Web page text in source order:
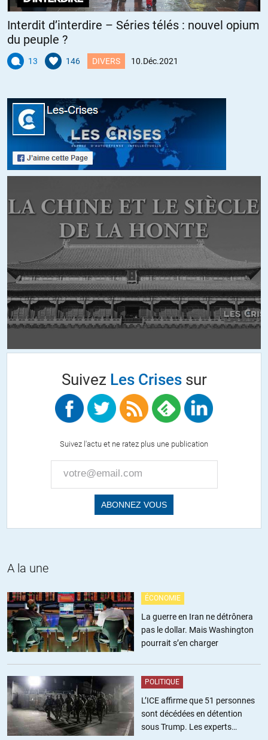
RGT //13.12.2021 à 09h34
@ Patrick :
serpillières usagées, ne retrouvent pas de boulot et se
retrouvent à Pôle Emploi en attendant d’atteindre l’âge de la
retraite (ce qui plombe AUSSI le système d’assurance
chômage) on est en droit de se poser des questions.
À moins qu’ils n’acceptent des « emplois vieux » à 50% du
septiques avec un diplôme d’ingénieur par exemple).
N’oublions jamais qu’avant la création des caisses de
retraites les parents étaient pris en charge par leurs enfants,
ce qui n’était pas fantastique surtout quand lesdits enfants
peinaient déjà a assurer leur propre subsistance.
Nous retombons allègrement dans la situation que
dénonçait déjà Plutarque il y a près de 20 siècles : Las plus
nantis usent et abusent des plus faibles jusqu’à ce qu’ils ne
soient plus capables de leur rapporter un « rendement » et
Et les ‘parasites inutiles » crèvent dans une misère
insondable pour que les esclavagistes puissent continuer à
prospérer sans contrainte.
J’ai une suggestion à vous faire : Pour rester en harmonie
jusqu’à votre mort sans demander quoi que ce soit à
quiconque pour vous aider à survivre.
+3
l’arithmétique étant ce qu’elle est ça va être compliqué,
nous tomber dessus.
En ce qui me concerne , j’ai fait valoir mes droits à la retraite
mais je continue à travailler pour faire tourner ma boite
avant de la vendre.
Et pour la suite , je cherche effectivement une idée pour avoir
une petite activité rentable en prévision de l’effondrement du
système actuel.
Interdit d’interdire – Séries télés : nouvel opium
du peuple ?
13 146 DIVERS 10.Déc.2021
Suivez Les Crisessur
Suivez l'actu et ne ratez plus une publication
A la une
ÉCONOMIE
La guerre en Iran ne détrônera
pas le dollar. Mais Washington
pourrait s’en charger
POLITIQUE
L’ICE affirme que 51 personnes
sont décédées en détention
sous Trump. Les experts